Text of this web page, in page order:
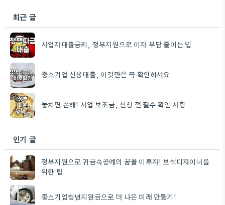
최근 글
사업자대출금리, 정부지원으로 이자 부담 줄이는 법
중소기업 신용대출, 이것만은 꼭 확인하세요
놓치면 손해! 사업 보조금, 신청 전 필수 확인 사항
인기 글
정부지원으로 귀금속공예의 꿈을 이루자! 보석디자이너를
위한 팁
중소기업청년지원금으로 더 나은 미래 만들기!